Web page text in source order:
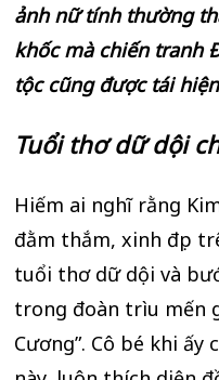
ảnh nữ tính thường
khốc mà chiến tranh
tộc cũng được tái
Tuổi thơ dữ dội
Hiếm ai nghĩ rằng
đằm thắm, xinh đẹp
tuổi thơ dữ dội và
trong đoàn trìu mến
Cương”. Cô bé khi